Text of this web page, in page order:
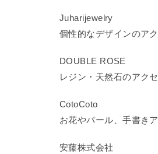
Juharijewelry
個性的なデザインのア
DOUBLE ROSE
レジン・天然石のアク
CotoCoto
お花やパール、手書き
安藤株式会社